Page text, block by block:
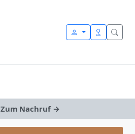
Zum Nachruf →